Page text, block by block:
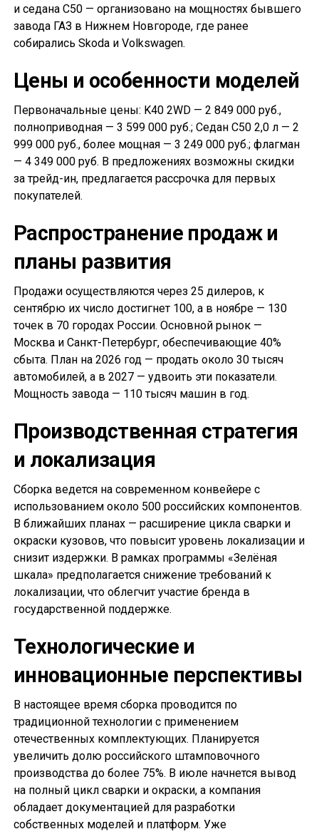
и седана С50 — организовано на мощностях бывшего
завода ГАЗ в Нижнем Новгороде, где ранее
собирались Skoda и Volkswagen.
Цены и особенности моделей
Первоначальные цены: K40 2WD — 2 849 000 руб.,
полноприводная — 3 599 000 руб.; Седан С50 2,0 л — 2
999 000 руб., более мощная — 3 249 000 руб.; флагман
— 4 349 000 руб. В предложениях возможны скидки
за трейд-ин, предлагается рассрочка для первых
покупателей.
Распространение продаж и
планы развития
Продажи осуществляются через 25 дилеров, к
сентябрю их число достигнет 100, а в ноябре — 130
точек в 70 городах России. Основной рынок —
Москва и Санкт-Петербург, обеспечивающие 40%
сбыта. План на 2026 год — продать около 30 тысяч
автомобилей, а в 2027 — удвоить эти показатели.
Мощность завода — 110 тысяч машин в год.
Производственная стратегия
и локализация
Сборка ведется на современном конвейере с
использованием около 500 российских компонентов.
В ближайших планах — расширение цикла сварки и
окраски кузовов, что повысит уровень локализации и
снизит издержки. В рамках программы «Зелёная
шкала» предполагается снижение требований к
локализации, что облегчит участие бренда в
государственной поддержке.
Технологические и
инновационные перспективы
В настоящее время сборка проводится по
традиционной технологии с применением
отечественных комплектующих. Планируется
увеличить долю российского штамповочного
производства до более 75%. В июле начнется вывод
на полный цикл сварки и окраски, а компания
обладает документацией для разработки
собственных моделей и платформ. Уже